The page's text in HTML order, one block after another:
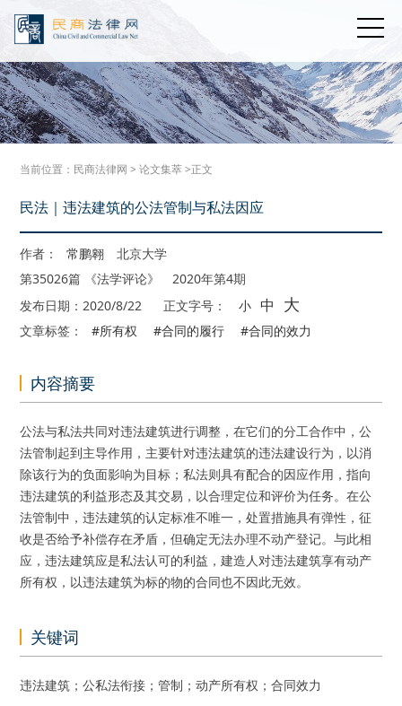
当前位置： 民商法律网 >论文集萃>正文
民法｜违法建筑的公法管制与私法因应
作者： 常鹏翱 北京大学
第35026篇 《法学评论》 2020年第4期
发布日期：2020/8/22
正文字号： 小 中 大
文章标签： #所有权 #合同的履行 #合同的效力
内容摘要
公法与私法共同对违法建筑进行调整，在它们的分工合作中，公
法管制起到主导作用，主要针对违法建筑的违法建设行为，以消
除该行为的负面影响为目标；私法则具有配合的因应作用，指向
违法建筑的利益形态及其交易，以合理定位和评价为任务。在公
法管制中，违法建筑的认定标准不唯一，处置措施具有弹性，征
收是否给予补偿存在矛盾，但确定无法办理不动产登记。与此相
应，违法建筑应是私法认可的利益，建造人对违法建筑享有动产
所有权，以违法建筑为标的物的合同也不因此无效。
关键词
违法建筑；公私法衔接；管制；动产所有权；合同效力